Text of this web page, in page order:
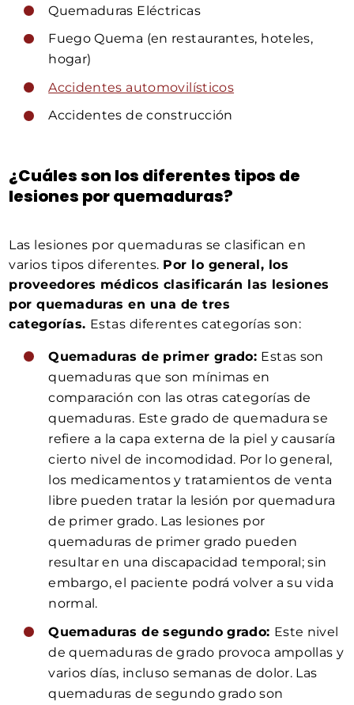
Quemaduras Eléctricas
Fuego Quema (en restaurantes, hoteles,
hogar)
Accidentes automovilísticos
Accidentes de construcción
¿Cuáles son los diferentes tipos de
lesiones por quemaduras?
Las lesiones por quemaduras se clasifican en
varios tipos diferentes. Por lo general, los
proveedores médicos clasificarán las lesiones
por quemaduras en una de tres
categorías. Estas diferentes categorías son:
Quemaduras de primer grado: Estas son
quemaduras que son mínimas en
comparación con las otras categorías de
quemaduras. Este grado de quemadura se
refiere a la capa externa de la piel y causaría
cierto nivel de incomodidad. Por lo general,
los medicamentos y tratamientos de venta
libre pueden tratar la lesión por quemadura
de primer grado. Las lesiones por
quemaduras de primer grado pueden
resultar en una discapacidad temporal; sin
embargo, el paciente podrá volver a su vida
normal.
Quemaduras de segundo grado: Este nivel
de quemaduras de grado provoca ampollas y
varios días, incluso semanas de dolor. Las
quemaduras de segundo grado son